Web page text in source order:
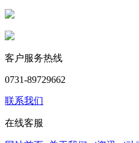
客户服务热线
0731-89729662
联系我们
在线客服